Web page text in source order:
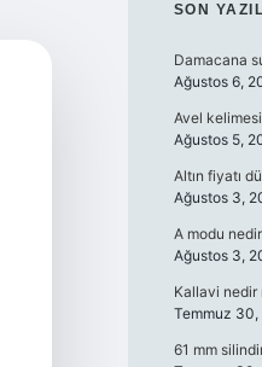
SON
Damacana
Ağustos 6,
Avel
Ağustos 5,
Altın fiyatı
Ağustos 3,
A modu
Ağustos 3,
Kallavi nedir
Temmuz 30,
61 mm